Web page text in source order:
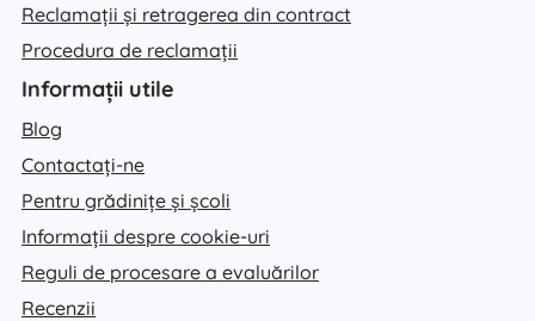
Reclamații și retragerea din contract
Procedura de reclamații
Informații utile
Blog
Contactați-ne
Pentru grădinițe și școli
Informații despre cookie-uri
Reguli de procesare a evaluărilor
Recenzii